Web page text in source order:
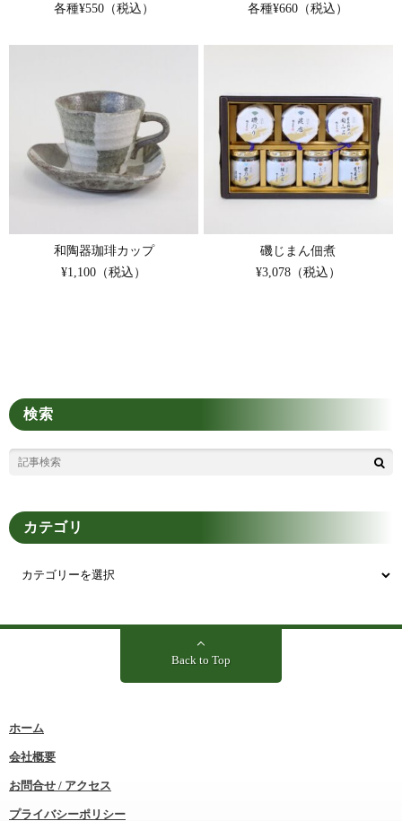
各種¥550（税込）
和陶器珈琲カップ
¥1,100（税込）
各種¥660（税込）
磯じまん佃煮
¥3,078（税込）
検索
カテゴリ
Back to Top
ホーム
会社概要
お問合せ / アクセス
プライバシーポリシー